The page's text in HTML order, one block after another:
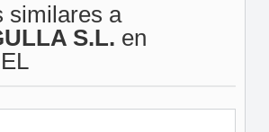
similares a
S.L. en